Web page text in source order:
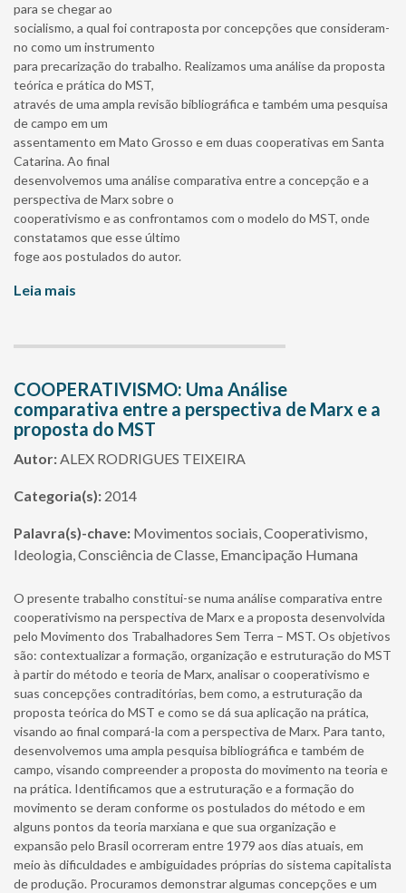
para se chegar ao
socialismo, a qual foi contraposta por concepções que consideram-
no como um instrumento
para precarização do trabalho. Realizamos uma análise da proposta
teórica e prática do MST,
através de uma ampla revisão bibliográfica e também uma pesquisa
de campo em um
assentamento em Mato Grosso e em duas cooperativas em Santa
Catarina. Ao final
desenvolvemos uma análise comparativa entre a concepção e a
perspectiva de Marx sobre o
cooperativismo e as confrontamos com o modelo do MST, onde
constatamos que esse último
foge aos postulados do autor.
Leia mais
COOPERATIVISMO: Uma Análise
comparativa entre a perspectiva de Marx e a
proposta do MST
Autor:ALEX RODRIGUES TEIXEIRA
Categoria(s): 2014
Palavra(s)-chave: Movimentos sociais, Cooperativismo,
Ideologia, Consciência de Classe, Emancipação Humana
O presente trabalho constitui-se numa análise comparativa entre
cooperativismo na perspectiva de Marx e a proposta desenvolvida
pelo Movimento dos Trabalhadores Sem Terra – MST. Os objetivos
são: contextualizar a formação, organização e estruturação do MST
à partir do método e teoria de Marx, analisar o cooperativismo e
suas concepções contraditórias, bem como, a estruturação da
proposta teórica do MST e como se dá sua aplicação na prática,
visando ao final compará-la com a perspectiva de Marx. Para tanto,
desenvolvemos uma ampla pesquisa bibliográfica e também de
campo, visando compreender a proposta do movimento na teoria e
na prática. Identificamos que a estruturação e a formação do
movimento se deram conforme os postulados do método e em
alguns pontos da teoria marxiana e que sua organização e
expansão pelo Brasil ocorreram entre 1979 aos dias atuais, em
meio às dificuldades e ambiguidades próprias do sistema capitalista
de produção. Procuramos demonstrar algumas concepções e um